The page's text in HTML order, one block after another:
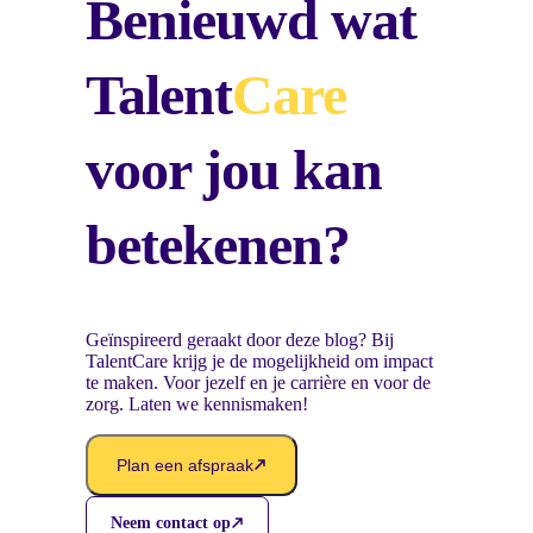
Benieuwd wat
TalentCare
voor jou kan
betekenen?
Geïnspireerd geraakt door deze blog? Bij
TalentCare krijg je de mogelijkheid om impact
te maken. Voor jezelf en je carrière en voor de
zorg. Laten we kennismaken!
Plan een afspraak
Neem contact op